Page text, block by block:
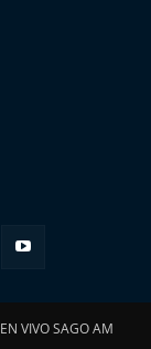
EN VIVO SAGO AM